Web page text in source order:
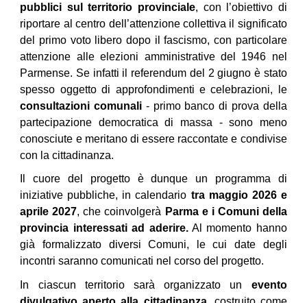
pubblici sul territorio provinciale, con l’obiettivo di
riportare al centro dell’attenzione collettiva il significato
del primo voto libero dopo il fascismo, con particolare
attenzione alle elezioni amministrative del 1946 nel
Parmense. Se infatti il referendum del 2 giugno è stato
spesso oggetto di approfondimenti e celebrazioni, le
consultazioni comunali - primo banco di prova della
partecipazione democratica di massa - sono meno
conosciute e meritano di essere raccontate e condivise
con la cittadinanza.
Il cuore del progetto è dunque un programma di
iniziative pubbliche, in calendario tra maggio 2026 e
aprile 2027, che coinvolgerà Parma e i Comuni della
provincia interessati ad aderire.Al momento hanno
già formalizzato diversi Comuni, le cui date degli
incontri saranno comunicati nel corso del progetto.
In ciascun territorio sarà organizzato un evento